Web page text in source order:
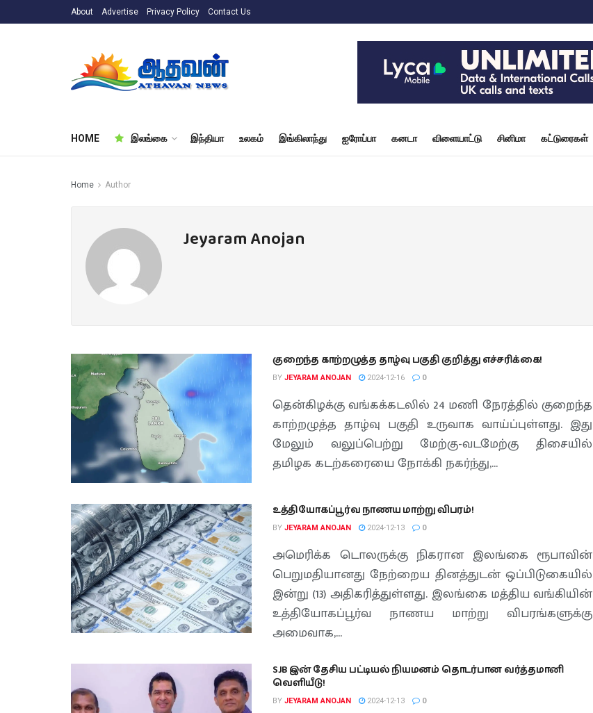
About Advertise Privacy Policy Contact Us
HOME இலங்கை இந்தியா உலகம் இங்கிலாந்து ஐரோப்பா கனடா விளையாட்டு சினிமா கட்டுரைகள்
Home Author
Jeyaram Anojan
குறைந்த காற்றழுத்த தாழ்வு பகுதி குறித்து எச்சரிக்கை!
BY JEYARAM ANOJAN 2024-12-16 0
தென்கிழக்கு வங்கக்கடலில் 24 மணி நேரத்தில் குறைந்த
காற்றழுத்த தாழ்வு பகுதி உருவாக வாய்ப்புள்ளது. இது
மேலும் வலுப்பெற்று மேற்கு-வடமேற்கு திசையில்
தமிழக கடற்கரையை நோக்கி நகர்ந்து,...
உத்தியோகப்பூர்வ நாணய மாற்று விபரம்!
BY JEYARAM ANOJAN 2024-12-13 0
அமெரிக்க டொலருக்கு நிகரான இலங்கை ரூபாவின்
பெறுமதியானது நேற்றைய தினத்துடன் ஒப்பிடுகையில்
இன்று (13) அதிகரித்துள்ளது. இலங்கை மத்திய வங்கியின்
உத்தியோகப்பூர்வ நாணய மாற்று விபரங்களுக்கு
அமைவாக,...
SJB இன் தேசிய பட்டியல் நியமனம் தொடர்பான வர்த்தமானி
வெளியீடு!
BY JEYARAM ANOJAN 2024-12-13 0